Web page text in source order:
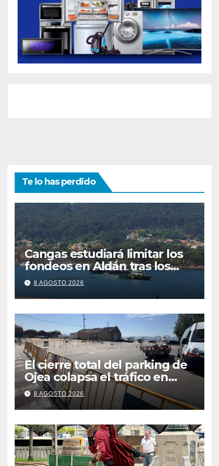
Te lo has perdido
Cangas estudiará limitar los
fondeos en Aldán tras los
últimos episodios de
contaminación en O Con
8 AGOSTO 2026
El cierre total del parking de
Ojea colapsa el tráfico en
Cangas
8 AGOSTO 2026